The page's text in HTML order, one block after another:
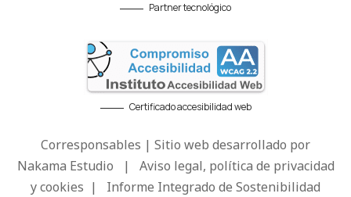
Partner tecnológico
Certificado accesibilidad web
Corresponsables | Sitio web desarrollado por
Nakama Estudio | Aviso legal, política de privacidad
y cookies | Informe Integrado de Sostenibilidad